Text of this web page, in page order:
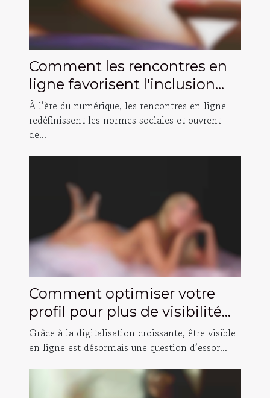
Comment les rencontres en
ligne favorisent l'inclusion
des personnes transgenres ?
À l’ère du numérique, les rencontres en ligne
redéfinissent les normes sociales et ouvrent
de...
Comment optimiser votre
profil pour plus de visibilité
en ligne ?
Grâce à la digitalisation croissante, être visible
en ligne est désormais une question d’essor...